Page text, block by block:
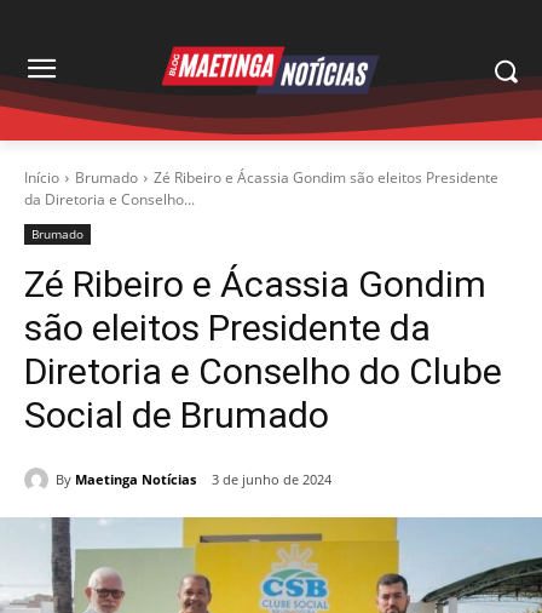
Início Brumado
Zé Ribeiro e Ácassia Gondim são eleitos Presidente
da Diretoria e Conselho...
Brumado
Zé Ribeiro e Ácassia Gondim
são eleitos Presidente da
Diretoria e Conselho do Clube
Social de Brumado
By Maetinga Notícias 3 de junho de 2024